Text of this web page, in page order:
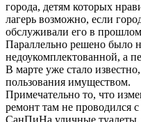
города, детям которых
лагерь возможно, если
обслуживали его в
Параллельно решено было
недоукомплектованной, а
В марте уже стало
пользования имуществом.
Примечательно то, что
ремонт там не проводился
СанПиНа уличные туалеты,